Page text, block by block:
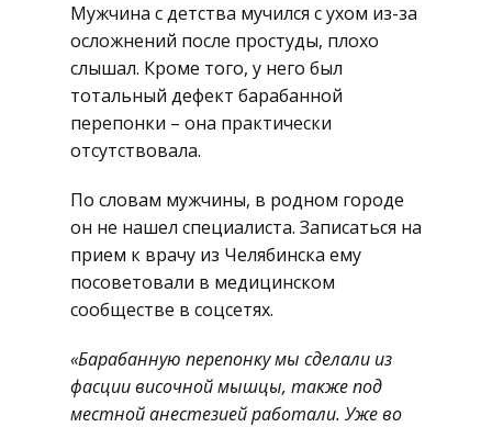
Мужчина с детства мучился с ухом из-за
осложнений после простуды, плохо
слышал. Кроме того, у него был
тотальный дефект барабанной
перепонки – она практически
отсутствовала.
По словам мужчины, в родном городе
он не нашел специалиста. Записаться на
прием к врачу из Челябинска ему
посоветовали в медицинском
сообществе в соцсетях.
«Барабанную перепонку мы сделали из
фасции височной мышцы, также под
местной анестезией работали. Уже во